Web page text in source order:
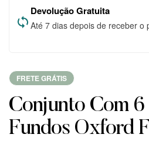
Devolução Gratuita
Até 7 dias depois de receber o
FRETE GRÁTIS
Conjunto Com 6
Fundos Oxford